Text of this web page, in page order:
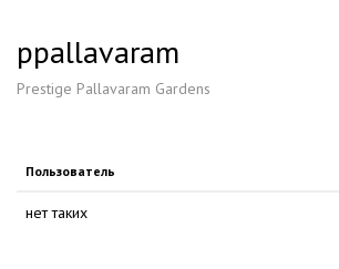
ppallavaram
Prestige Pallavaram Gardens
Пользователь
нет таких